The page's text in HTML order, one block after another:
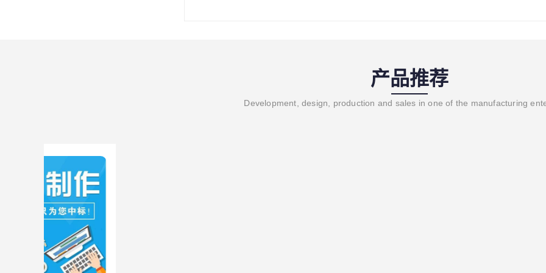
产品推荐
Development, design, production and sales in one of the manufacturing